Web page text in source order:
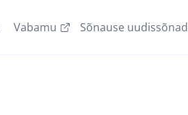
Vabamu Sõnause uudissõnad